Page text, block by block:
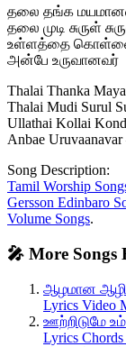
தலை தங்க
தலை முடி சுருள்
உள்ளத்தை
அன்பே உருவானவர்
Thalai Thanka
Thalai Mudi Surul
Ullathai Kollai
Anbae Uruvaanavar
Song Description:
Tamil Worship
Gersson Edinbaro
Volume Songs.
🎤 More Songs
ஆழமான
Lyrics Video
ஊற்றிடுமே
Lyrics